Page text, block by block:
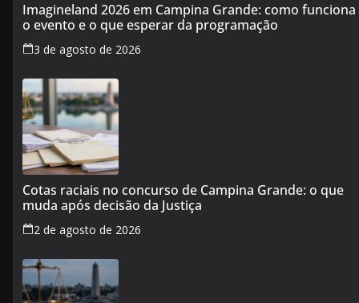
Imagineland 2026 em Campina Grande: como funciona
o evento e o que esperar da programação
3 de agosto de 2026
Cotas raciais no concurso de Campina Grande: o que
muda após decisão da Justiça
2 de agosto de 2026